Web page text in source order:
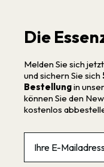
Die
Melden Sie sich
und sichern Sie sich
Bestellungin
können Sie den
kostenlos